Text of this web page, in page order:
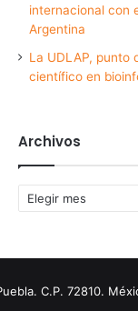
internacional con
Argentina
La UDLAP, punto
científico en
Archivos
Archivos
C.P. 72810.